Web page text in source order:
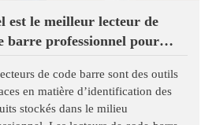
est le meilleur lecteur de
barre professionnel pour
de code barre sont des outils
en matière d’identification des
stockés dans le milieu